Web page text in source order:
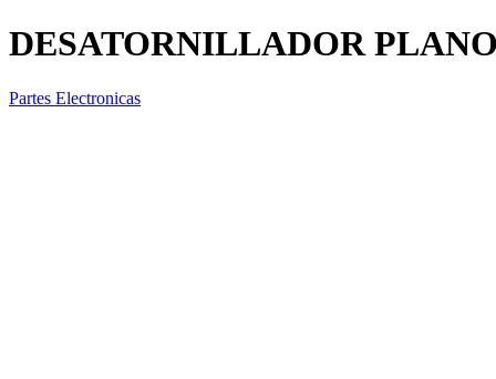
DESATORNILLADOR
Partes Electronicas